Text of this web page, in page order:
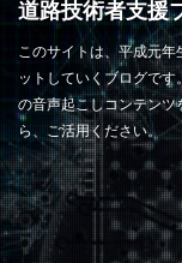
道路技術者支援
このサイトは、平成元
ットしていくブログで
の音声起こしコンテンツ
ら、ご活用ください。